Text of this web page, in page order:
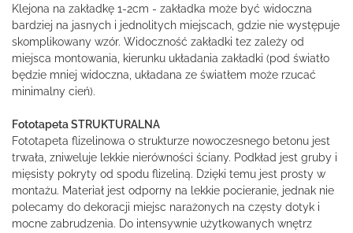
Klejona na zakładkę 1-2cm - zakładka może być widoczna
bardziej na jasnych i jednolitych miejscach, gdzie nie występuje
skomplikowany wzór. Widoczność zakładki tez zależy od
miejsca montowania, kierunku układania zakładki (pod światło
będzie mniej widoczna, układana ze światłem może rzucać
minimalny cień).
Fototapeta STRUKTURALNA
Fototapeta flizelinowa o strukturze nowoczesnego betonu jest
trwała, zniweluje lekkie nierówności ściany. Podkład jest gruby i
mięsisty pokryty od spodu flizeliną. Dzięki temu jest prosty w
montażu. Materiał jest odporny na lekkie pocieranie, jednak nie
polecamy do dekoracji miejsc narażonych na częsty dotyk i
mocne zabrudzenia. Do intensywnie użytkowanych wnętrz